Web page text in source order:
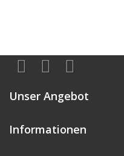
Unser Angebot
Informationen